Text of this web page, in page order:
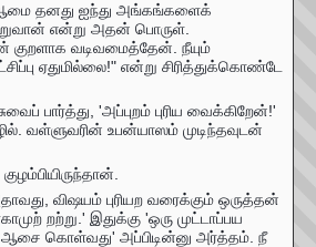
ஆமை தனது ஐந்து அங்கங்களைக்
என்று அதன் பொருள்.
குறளாக வடிவமைத்தேன். நீயும்
ஏதுமில்லை!" என்று சிரித்துக்கொண்டே
பார்த்து, 'அப்புறம் புரிய வைக்கிறேன்!'
வள்ளுவரின் உபன்யாஸம் முடிந்தவுடன்
விஷயம் புரியற வரைக்கும் ஒருத்தன்
றற்று.' இதுக்கு 'ஒரு முட்டாப்பய
ஆசை கொள்வது' அப்பிடின்னு அர்த்தம். நீ